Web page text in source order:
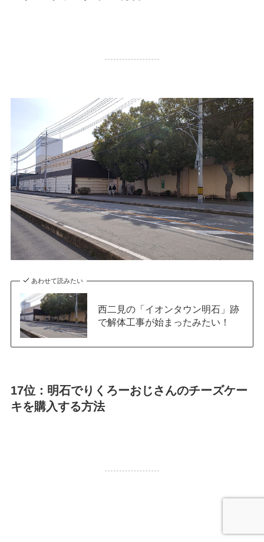
あわせて読みたい
西二見の「イオンタウン明石」跡
で解体工事が始まったみたい！
17位：明石でりくろーおじさんのチーズケー
キを購入する方法